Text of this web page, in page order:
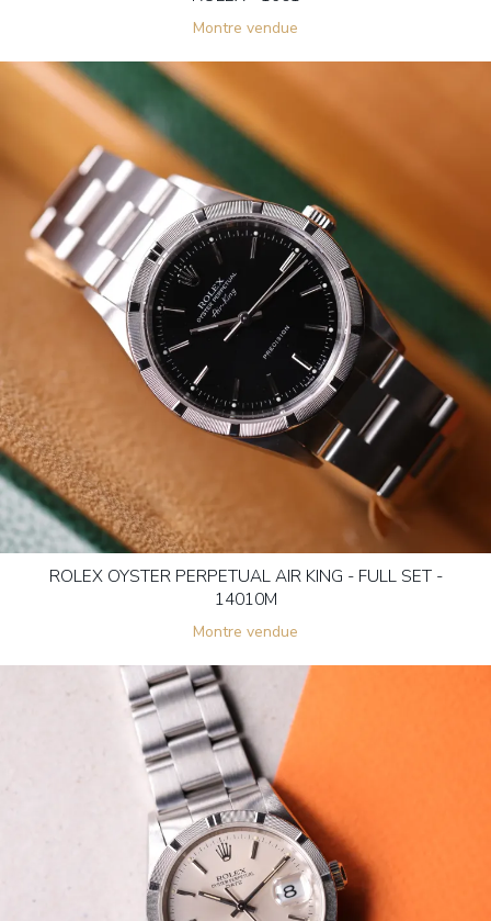
Montre vendue
ROLEX OYSTER PERPETUAL AIR KING - FULL SET -
14010M
Montre vendue